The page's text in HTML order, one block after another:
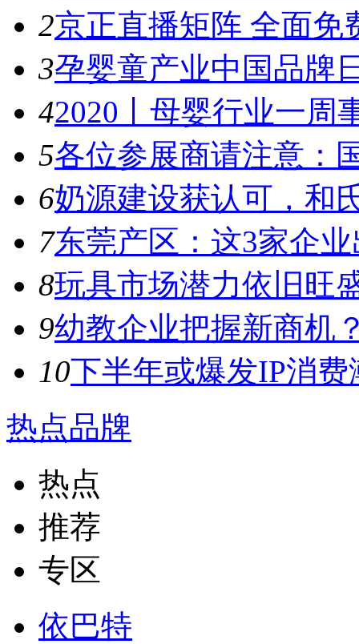
2京正直播矩阵 全面免
3孕婴童产业中国品牌
42020丨母婴行业一周
5各位参展商请注意：
6奶源建设获认可，和
7东莞产区：这3家企
8玩具市场潜力依旧旺
9幼教企业把握新商机
10下半年或爆发IP消
热点品牌
热点
推荐
专区
依巴特